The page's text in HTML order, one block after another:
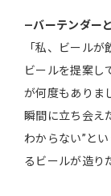
―バーテンダー
「私、ビール
ビールを提案し
が何度もありま
瞬間に立ち会え
わからない”と
るビールが造り